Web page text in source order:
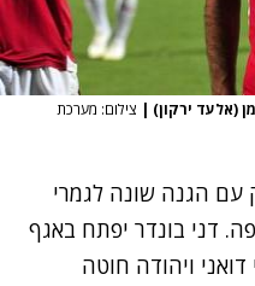
(אלעד ירקון) | צילום: מערכת
הגנה שונה לגמרי
דני בונדר יפתח באגף
ויהודה חוטה